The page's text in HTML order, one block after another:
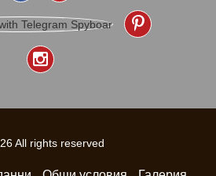
All rights reserved